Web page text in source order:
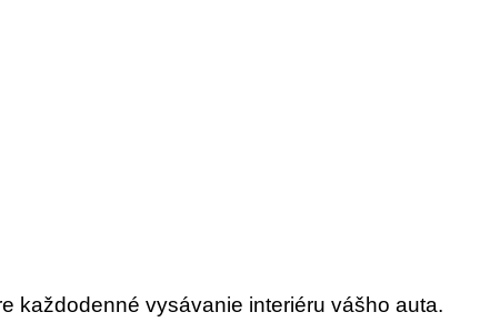
každodenné vysávanie interiéru vášho auta.